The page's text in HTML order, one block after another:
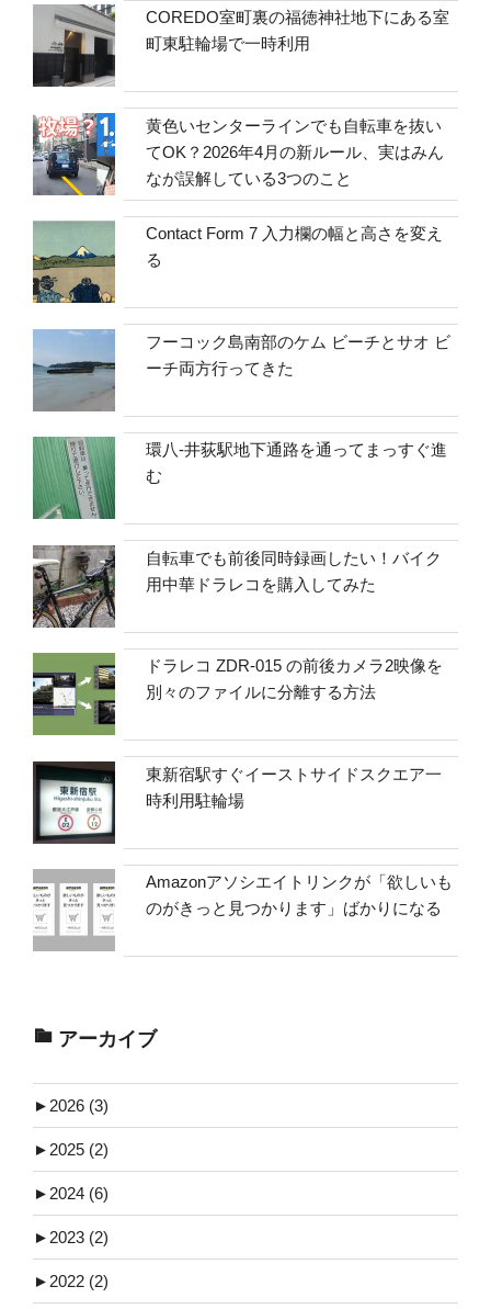
COREDO室町裏の福徳神社地下にある室
町東駐輪場で一時利用
黄色いセンターラインでも自転車を抜い
てOK？2026年4月の新ルール、実はみん
なが誤解している3つのこと
Contact Form 7 入力欄の幅と高さを変え
る
フーコック島南部のケム ビーチとサオ ビ
ーチ両方行ってきた
環八-井荻駅地下通路を通ってまっすぐ進
む
自転車でも前後同時録画したい！バイク
用中華ドラレコを購入してみた
ドラレコ ZDR-015 の前後カメラ2映像を
別々のファイルに分離する方法
東新宿駅すぐイーストサイドスクエア一
時利用駐輪場
Amazonアソシエイトリンクが「欲しいも
のがきっと見つかります」ばかりになる
アーカイブ
► 2026 (3)
► 2025 (2)
► 2024 (6)
► 2023 (2)
► 2022 (2)